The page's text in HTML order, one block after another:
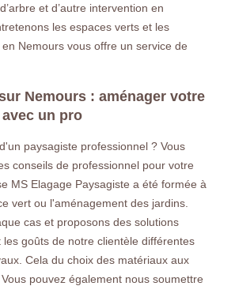
et d’autre intervention en
les espaces verts et les
Nemours vous offre un service de
Nemours : aménager votre
un pro
paysagiste professionnel ? Vous
conseils de professionnel pour votre
MS Elagage Paysagiste a été formée à
vert ou l'aménagement des jardins.
cas et proposons des solutions
les goûts de notre clientèle différentes
Cela du choix des matériaux aux
pouvez également nous soumettre